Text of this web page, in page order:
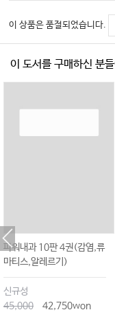
이 상품은 품절되었습니다.
이 도서를 구매하신 분
파워내과 10판 4권(감염,류
마티스,알레르기)
신규성
45,000
42,750won